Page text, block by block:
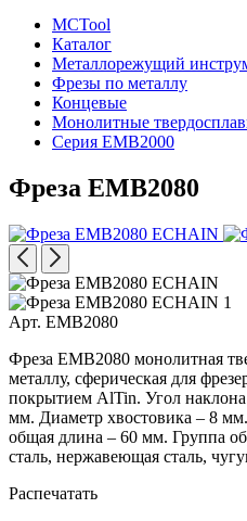
MCTool
Каталог
Металлорежущий
Фрезы по металлу
Концевые
Монолитные
Серия EMB2000
Фреза EMB2080
Арт. EMB2080
Фреза EMB2080 монолитная
металлу, сферическая для
покрытием AlTin. Угол
мм. Диаметр хвостовика – 8
общая длина – 60 мм. Группа
сталь, нержавеющая сталь,
Распечатать